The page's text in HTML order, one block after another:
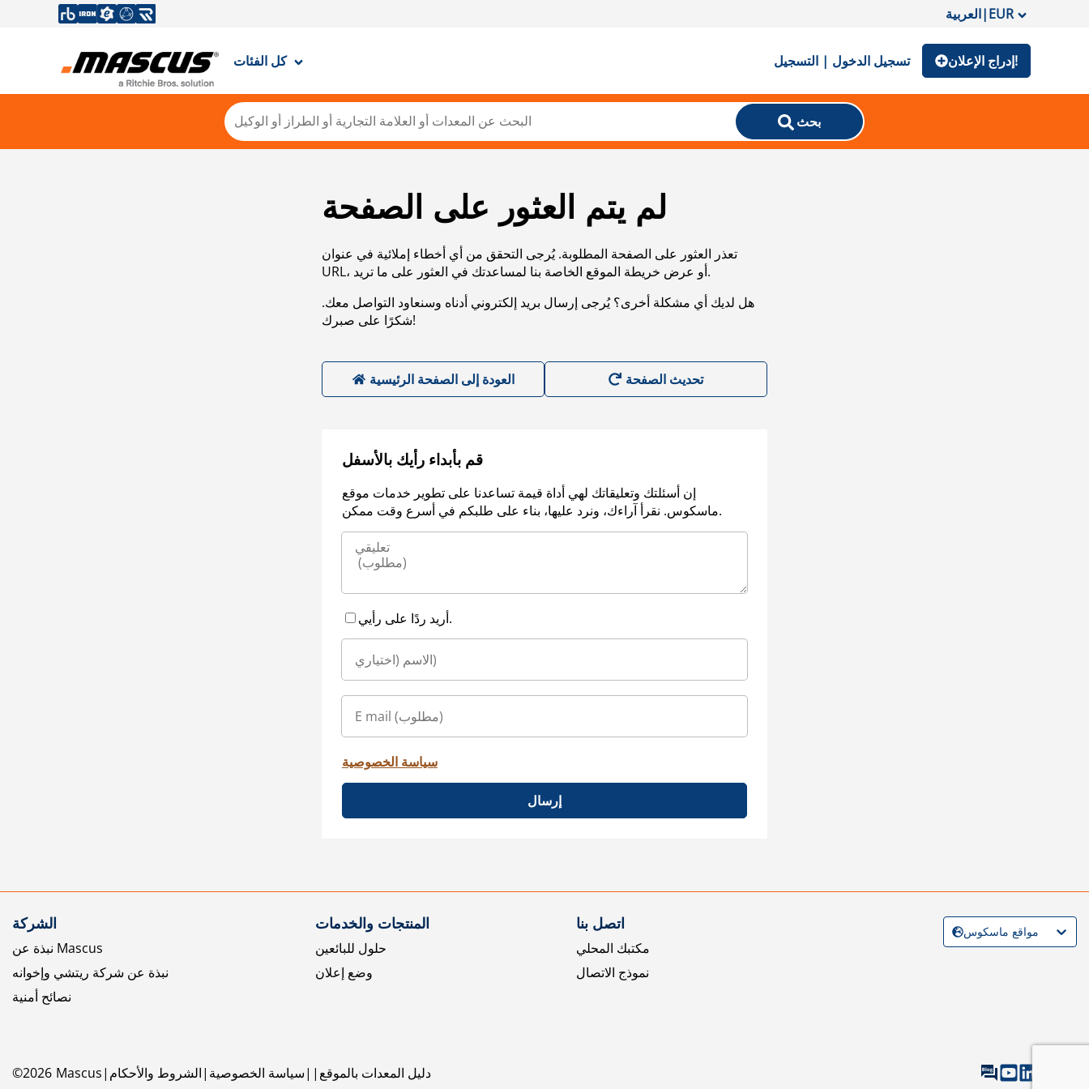
العربية|EUR
كل الفئات تسجيل الدخول | التسجيل إدراج الإعلان!
بحث
لم يتم العثور على الصفحة
تعذر العثور على الصفحة المطلوبة. يُرجى التحقق من أي أخطاء إملائية في عنوان
URL، أو عرض خريطة الموقع الخاصة بنا لمساعدتك في العثور على ما تريد.
هل لديك أي مشكلة أخرى؟ يُرجى إرسال بريد إلكتروني أدناه وسنعاود التواصل معك.
شكرًا على صبرك!
العودة إلى الصفحة الرئيسية
قم بأبداء رأيك بالأسفل
إن أسئلتك وتعليقاتك لهي أداة قيمة تساعدنا على تطوير خدمات موقع
ماسكوس. نقرأ آراءك، ونرد عليها، بناء على طلبكم في أسرع وقت ممكن.
أريد ردًا على رأيي.
سياسة الخصوصية
إرسال
الشركة
نبذة عن Mascus
نبذة عن شركة ريتشي وإخوانه
نصائح أمنية
المنتجات والخدمات
حلول للبائعين
وضع إعلان
اتصل بنا
مكتبك المحلي
نموذج الاتصال
©2026 Mascus الشروط والأحكام سياسة الخصوصية دليل المعدات بالموقع
مواقع ماسكوس